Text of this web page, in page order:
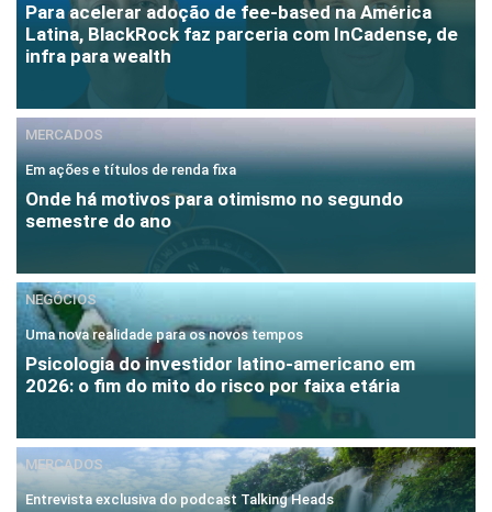
Para acelerar adoção de fee-based na América
Latina, BlackRock faz parceria com InCadense, de
infra para wealth
MERCADOS
Em ações e títulos de renda fixa
Onde há motivos para otimismo no segundo
semestre do ano
NEGÓCIOS
Uma nova realidade para os novos tempos
Psicologia do investidor latino-americano em
2026: o fim do mito do risco por faixa etária
MERCADOS
Entrevista exclusiva do podcast Talking Heads